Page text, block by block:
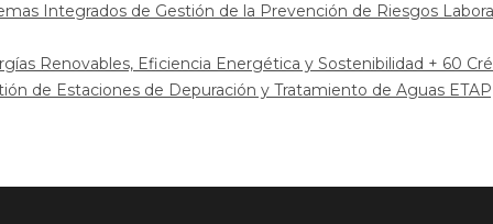
Integrados de Gestión de la Prevención de Riesgos
Renovables, Eficiencia Energética y Sostenibilidad + 60
de Estaciones de Depuración y Tratamiento de Aguas